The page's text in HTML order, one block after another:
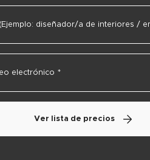
Ver lista de precios